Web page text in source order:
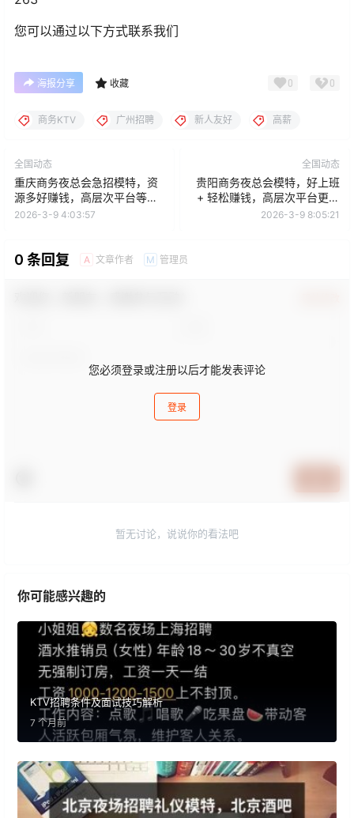
您可以通过以下方式联系我们
海报分享 收藏 0 0
商务KTV 广州招聘 新人友好 高薪
全国动态
重庆商务夜总会急招模特，资
源多好赚钱，高层次平台等你
来
2026-3-9 4:03:57
全国动态
贵阳商务夜总会模特，好上班
+ 轻松赚钱，高层次平台更安
心
2026-3-9 8:05:21
0 条回复 A 文章作者 M 管理员
您必须登录或注册以后才能发表评论
登录
暂无讨论，说说你的看法吧
你可能感兴趣的
KTV招聘条件及面试技巧解析
7 个月前